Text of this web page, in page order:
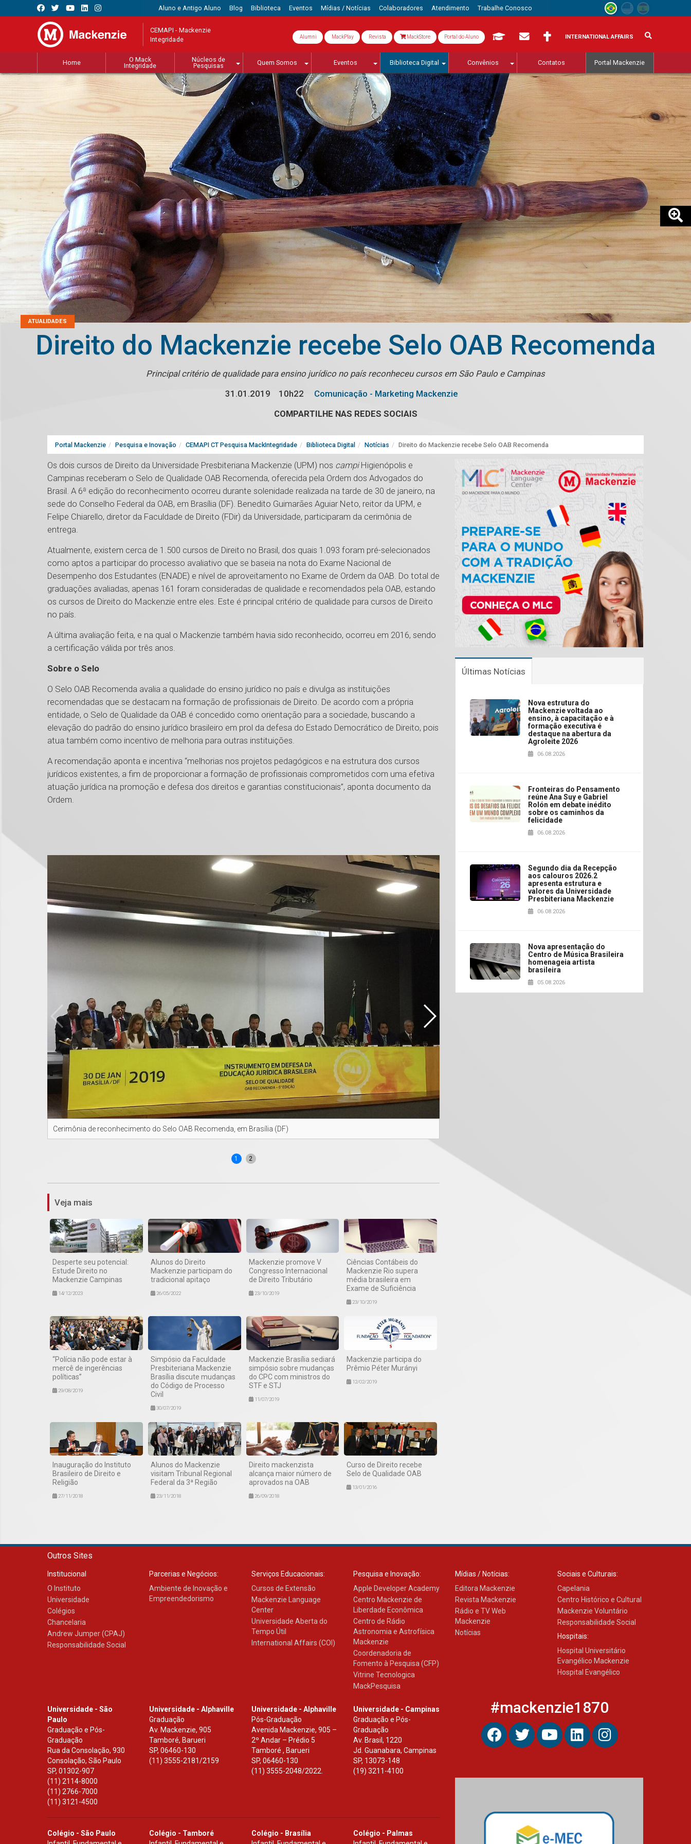
Aluno e Antigo Aluno Blog Biblioteca Eventos Mídias / Notícias Colaboradores Atendimento Trabalhe Conosco
CEMAPI - Mackenzie
Integridade Alumni MackPlay Revista MackStore Portal do Aluno INTERNATIONAL AFFAIRS
Home
O Mack
Integridade
Núcleos de
Pesquisas
Quem Somos Eventos Biblioteca Digital Convênios Contatos Portal Mackenzie
ATUALIDADES
Direito do Mackenzie recebe Selo OAB Recomenda
Principal critério de qualidade para ensino jurídico no país reconheceu cursos em São Paulo e Campinas
31.01.2019
10h22
Comunicação - Marketing Mackenzie
COMPARTILHE NAS REDES SOCIAIS
Portal Mackenzie Pesquisa e Inovação CEMAPI CT Pesquisa MackIntegridade Biblioteca Digital Notícias Direito do Mackenzie recebe Selo OAB Recomenda
Os dois cursos de Direito da Universidade Presbiteriana Mackenzie (UPM) nos campiHigienópolis e
Campinas receberam o Selo de Qualidade OAB Recomenda, oferecida pela Ordem dos Advogados do
Brasil. A 6ª edição do reconhecimento ocorreu durante solenidade realizada na tarde de 30 de janeiro, na
sede do Conselho Federal da OAB, em Brasília (DF). Benedito Guimarães Aguiar Neto, reitor da UPM, e
Felipe Chiarello, diretor da Faculdade de Direito (FDir) da Universidade, participaram da cerimônia de
entrega.
Atualmente, existem cerca de 1.500 cursos de Direito no Brasil, dos quais 1.093 foram pré-selecionados
como aptos a participar do processo avaliativo que se baseia na nota do Exame Nacional de
Desempenho dos Estudantes (ENADE) e nível de aproveitamento no Exame de Ordem da OAB. Do total de
graduações avaliadas, apenas 161 foram consideradas de qualidade e recomendados pela OAB, estando
os cursos de Direito do Mackenzie entre eles. Este é principal critério de qualidade para cursos de Direito
no país.
A última avaliação feita, e na qual o Mackenzie também havia sido reconhecido, ocorreu em 2016, sendo
a certificação válida por três anos.
Sobre o Selo
O Selo OAB Recomenda avalia a qualidade do ensino jurídico no país e divulga as instituições
recomendadas que se destacam na formação de profissionais de Direito. De acordo com a própria
entidade, o Selo de Qualidade da OAB é concedido como orientação para a sociedade, buscando a
elevação do padrão do ensino jurídico brasileiro em prol da defesa do Estado Democrático de Direito, pois
atua também como incentivo de melhoria para outras instituições.
A recomendação aponta e incentiva “melhorias nos projetos pedagógicos e na estrutura dos cursos
jurídicos existentes, a fim de proporcionar a formação de profissionais comprometidos com uma efetiva
atuação jurídica na promoção e defesa dos direitos e garantias constitucionais”, aponta documento da
Ordem.
Cerimônia de reconhecimento do Selo OAB Recomenda, em Brasília (DF)
1 2
Veja mais
Desperte seu potencial:
Estude Direito no
Mackenzie Campinas
14/12/2023
Alunos do Direito
Mackenzie participam do
tradicional apitaço
26/05/2022
Mackenzie promove V
Congresso Internacional
de Direito Tributário
23/10/2019
Ciências Contábeis do
Mackenzie Rio supera
média brasileira em
Exame de Suficiência
23/10/2019
“Polícia não pode estar à
mercê de ingerências
políticas”
29/08/2019
Simpósio da Faculdade
Presbiteriana Mackenzie
Brasília discute mudanças
do Código de Processo
Civil
30/07/2019
Mackenzie Brasília sediará
simpósio sobre mudanças
do CPC com ministros do
STF e STJ
11/07/2019
Mackenzie participa do
Prêmio Péter Murányi
12/02/2019
Inauguração do Instituto
Brasileiro de Direito e
Religião
27/11/2018
Alunos do Mackenzie
visitam Tribunal Regional
Federal da 3ª Região
23/11/2018
Direito mackenzista
alcança maior número de
aprovados na OAB
26/09/2018
Curso de Direito recebe
Selo de Qualidade OAB
13/01/2016
Últimas Notícias
Nova estrutura do
Mackenzie voltada ao
ensino, à capacitação e à
formação executiva é
destaque na abertura da
Agroleite 2026
06.08.2026
Fronteiras do Pensamento
reúne Ana Suy e Gabriel
Rolón em debate inédito
sobre os caminhos da
felicidade
06.08.2026
Segundo dia da Recepção
aos calouros 2026.2
apresenta estrutura e
valores da Universidade
Presbiteriana Mackenzie
06.08.2026
Nova apresentação do
Centro de Música Brasileira
homenageia artista
brasileira
05.08.2026
Brasília prepara seus
mesmo do Ensino Médio
Outros Sites
Institucional
O Instituto
Universidade
Colégios
Chancelaria
Andrew Jumper (CPAJ)
Responsabilidade Social
Parcerias e Negócios:
Ambiente de Inovação e
Empreendedorismo
Serviços Educacionais:
Cursos de Extensão
Mackenzie Language
Center
Universidade Aberta do
Tempo Útil
International Affairs (COI)
Pesquisa e Inovação:
Apple Developer Academy
Centro Mackenzie de
Liberdade Econômica
Centro de Rádio
Astronomia e Astrofísica
Mackenzie
Coordenadoria de
Fomento à Pesquisa (CFP)
Vitrine Tecnologica
MackPesquisa
Mídias / Notícias:
Editora Mackenzie
Revista Mackenzie
Rádio e TV Web
Mackenzie
Notícias
Sociais e Culturais:
Capelania
Centro Histórico e Cultural
Mackenzie Voluntário
Responsabilidade Social
Hospitais:
Hospital Universitário
Evangélico Mackenzie
Hospital Evangélico
Universidade - São
Paulo
Graduação e Pós-
Graduação
Rua da Consolação, 930
Consolação, São Paulo
SP, 01302-907
(11) 2114-8000
(11) 2766-7000
(11) 3121-4500
Universidade - Alphaville
Graduação
Av. Mackenzie, 905
Tamboré, Barueri
SP,06460-130
(11) 3555-2181/2159
Universidade - Alphaville
Pós-Graduação
Avenida Mackenzie, 905 –
2º Andar – Prédio 5
Tamboré , Barueri
SP, 06460-130
(11) 3555-2048/2022.
Universidade - Campinas
Graduação e Pós-
Graduação
Av. Brasil, 1220
Jd. Guanabara, Campinas
SP, 13073-148
(19) 3211-4100
Colégio - São Paulo
Colégio - Tamboré
Colégio - Brasília
Colégio - Palmas
#mackenzie1870